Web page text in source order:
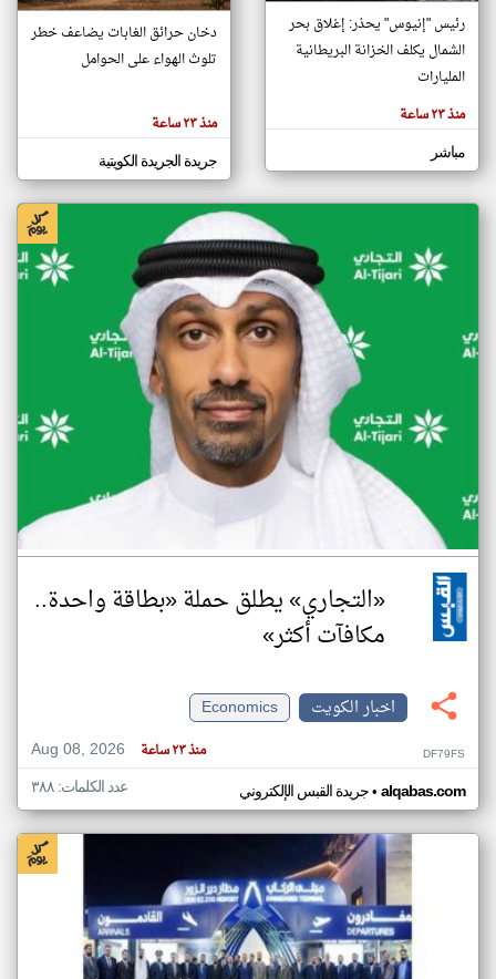
اخبار الكويت على مدار الساعة
أهم اخبار الكويت العاجلة والمباشرة
المقالات
الموجوده
وجهة
نظر
كاتبيها.
رئيس "إنيوس" يحذر: إغلاق بحر
الشمال يكلف الخزانة البريطانية
المليارات
منذ ٢٣ ساعة
مباشر
دخان حرائق الغابات يضاعف خطر
تلوث الهواء على الحوامل
منذ ٢٣ ساعة
جريدة الجريدة الكويتية
«التجاري» يطلق حملة «بطاقة واحدة..
مكافآت أكثر»
اخبار الكويت
Economics
Aug 08, 2026
منذ ٢٣ ساعة DF79FS
جريدة القبس الإلكتروني• alqabas.com عدد الكلمات: ٣٨٨